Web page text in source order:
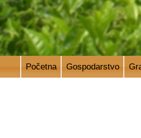
Početna Gospodarstvo